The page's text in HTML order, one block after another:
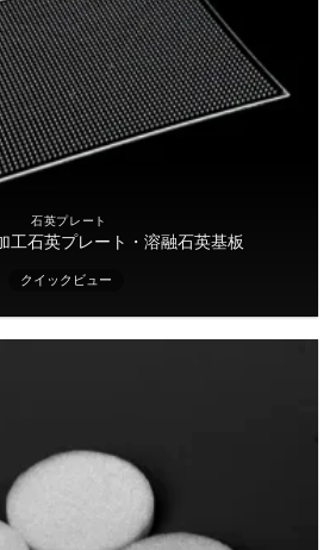
石英プレート
工石英プレート・溶融石英基板
クイックビュー